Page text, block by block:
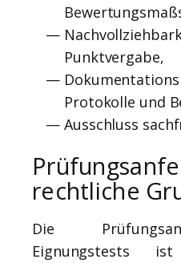
Punktvergabe,
Protokolle und
Ausschluss
rechtliche
Die
Eignungstests